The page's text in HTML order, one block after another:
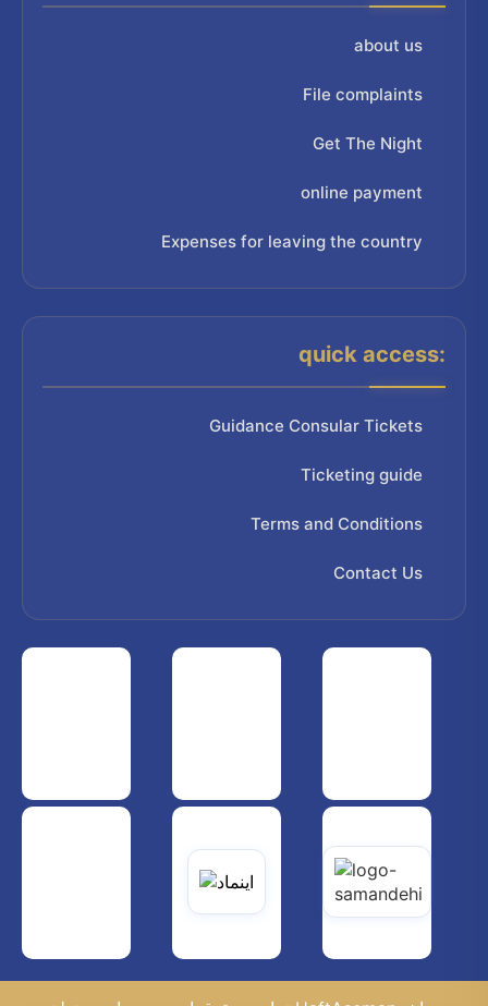
about us
File complaints
Get The Night
online payment
Expenses for leaving the country
quick access:
Guidance Consular Tickets
Ticketing guide
Terms and Conditions
Contact Us